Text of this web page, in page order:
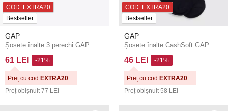
COD: EXTRA20
Bestseller
GAP
Șosete înalte 3 perechi GAP
61 LEI
Preț obișnuit 77 LEI
-21%
Preț cu cod EXTRA20
COD: EXTRA20
Bestseller
GAP
Șosete înalte CashSoft GAP
46 LEI
Preț obișnuit 58 LEI
-21%
Preț cu cod EXTRA20